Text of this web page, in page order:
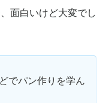
面白いけど大変でし
でパン作りを学ん